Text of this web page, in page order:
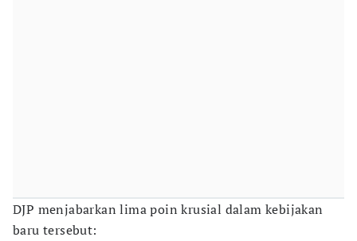
DJP menjabarkan lima poin krusial dalam kebijakan
baru tersebut: